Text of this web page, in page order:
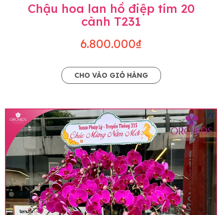
Chậu hoa lan hồ điệp tím 20
cành T231
6.800.000₫
CHO VÀO GIỎ HÀNG